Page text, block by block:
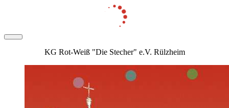
KG Rot-Weiß "Die Stecher" e.V. Rülzheim